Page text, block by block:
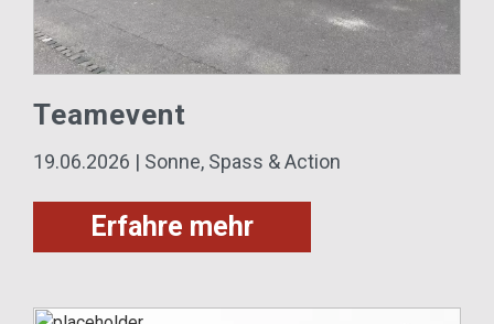
Teamevent
19.06.2026 | Sonne, Spass & Action
Erfahre mehr